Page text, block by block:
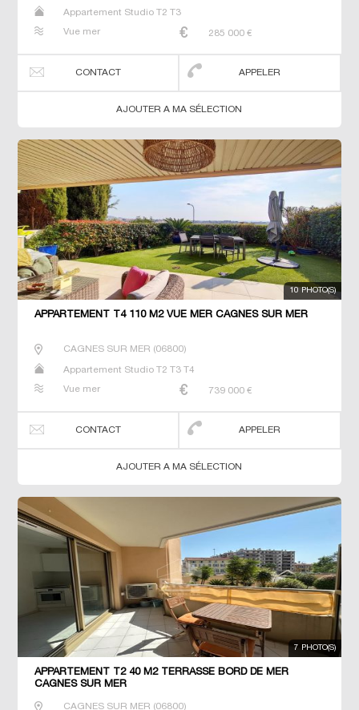
Appartement Studio T2 T3
Vue mer 285 000 €
CONTACT APPELER
AJOUTER A MA SÉLECTION
10 PHOTO(S)
APPARTEMENT T4 110 M2 VUE MER CAGNES SUR MER
CAGNES SUR MER (06800)
Appartement Studio T2 T3 T4
Vue mer 739 000 €
CONTACT APPELER
AJOUTER A MA SÉLECTION
7 PHOTO(S)
APPARTEMENT T2 40 M2 TERRASSE BORD DE MER
CAGNES SUR MER
CAGNES SUR MER (06800)